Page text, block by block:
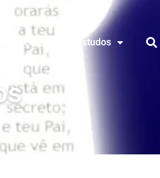
Mensagens & Estudos